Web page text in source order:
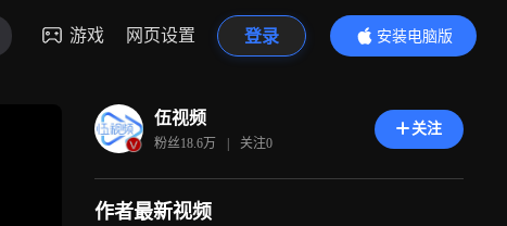
游戏 网页设置 登录
安装电脑版
内容更精彩
伍视频
粉丝18.6万 | 关注0
关注
作者最新视频